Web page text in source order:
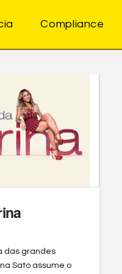
Compliance
das grandes
Sato assume o